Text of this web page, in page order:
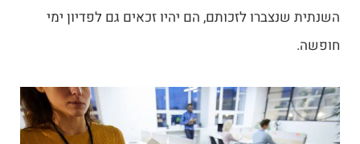
השנתית שנצברו לזכותם, הם יהיו זכאים גם לפדיון ימי
חופשה.